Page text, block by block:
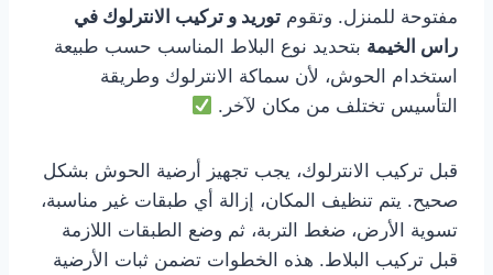
مفتوحة للمنزل. وتقوم توريد و تركيب الانترلوك في
راس الخيمة بتحديد نوع البلاط المناسب حسب طبيعة
استخدام الحوش، لأن سماكة الانترلوك وطريقة
التأسيس تختلف من مكان لآخر.
قبل تركيب الانترلوك، يجب تجهيز أرضية الحوش بشكل
صحيح. يتم تنظيف المكان، إزالة أي طبقات غير مناسبة،
تسوية الأرض، ضغط التربة، ثم وضع الطبقات اللازمة
قبل تركيب البلاط. هذه الخطوات تضمن ثبات الأرضية